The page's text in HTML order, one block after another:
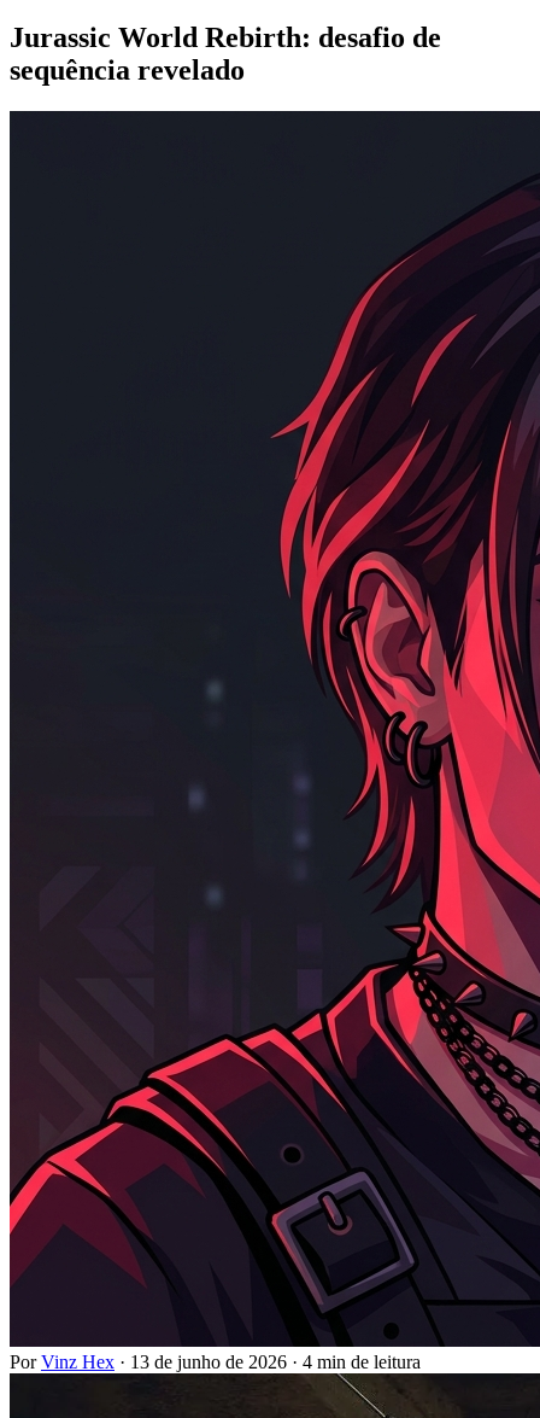
Jurassic World Rebirth: desafio de
sequência revelado
PorVinz Hex · 13 de junho de 2026 · 4 min de leitura